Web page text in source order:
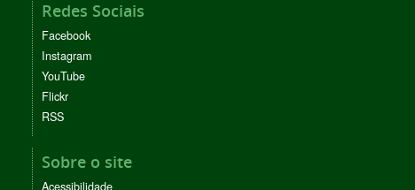
Redes Sociais
Facebook
Instagram
YouTube
Flickr
RSS
Sobre o site